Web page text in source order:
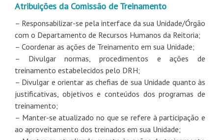
Atribuições da Comissão de Treinamento
– Responsabilizar-se pela interface da sua Unidade/Órgão
com o Departamento de Recursos Humanos da Reitoria;
– Coordenar as ações de Treinamento em sua Unidade;
– Divulgar normas, procedimentos e ações de
treinamento estabelecidos pelo DRH;
– Divulgar e orientar as chefias de sua Unidade quanto às
justificativas, objetivos e conteúdos dos programas de
treinamento;
– Manter-se atualizado no que se refere à participação e
ao aproveitamento dos treinados em sua Unidade;